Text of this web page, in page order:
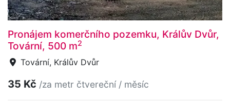
Pronájem komerčního pozemku, Králův Dvůr,
Tovární, 500 m2
Tovární, Králův Dvůr
35 Kč /za metr čtvereční / měsíc